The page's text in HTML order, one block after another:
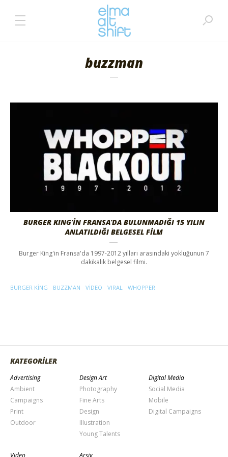
buzzman
BURGER KING’İN FRANSA’DA BULUNMADIĞI 15 YILIN
ANLATILDIĞI BELGESEL FİLM
Burger King'in Fransa'da 1997-2012 yılları arasındaki yokluğunun 7
dakikalık belgesel filmi.
BURGER KING BUZZMAN VIDEO VIRAL WHOPPER
KATEGORİLER
Advertising
Ambient
Campaigns
Print
Outdoor
Design Art
Photography
Fine Arts
Design
Illustration
Young Talents
Digital Media
Social Media
Mobile
Digital Campaigns
Video Arşiv